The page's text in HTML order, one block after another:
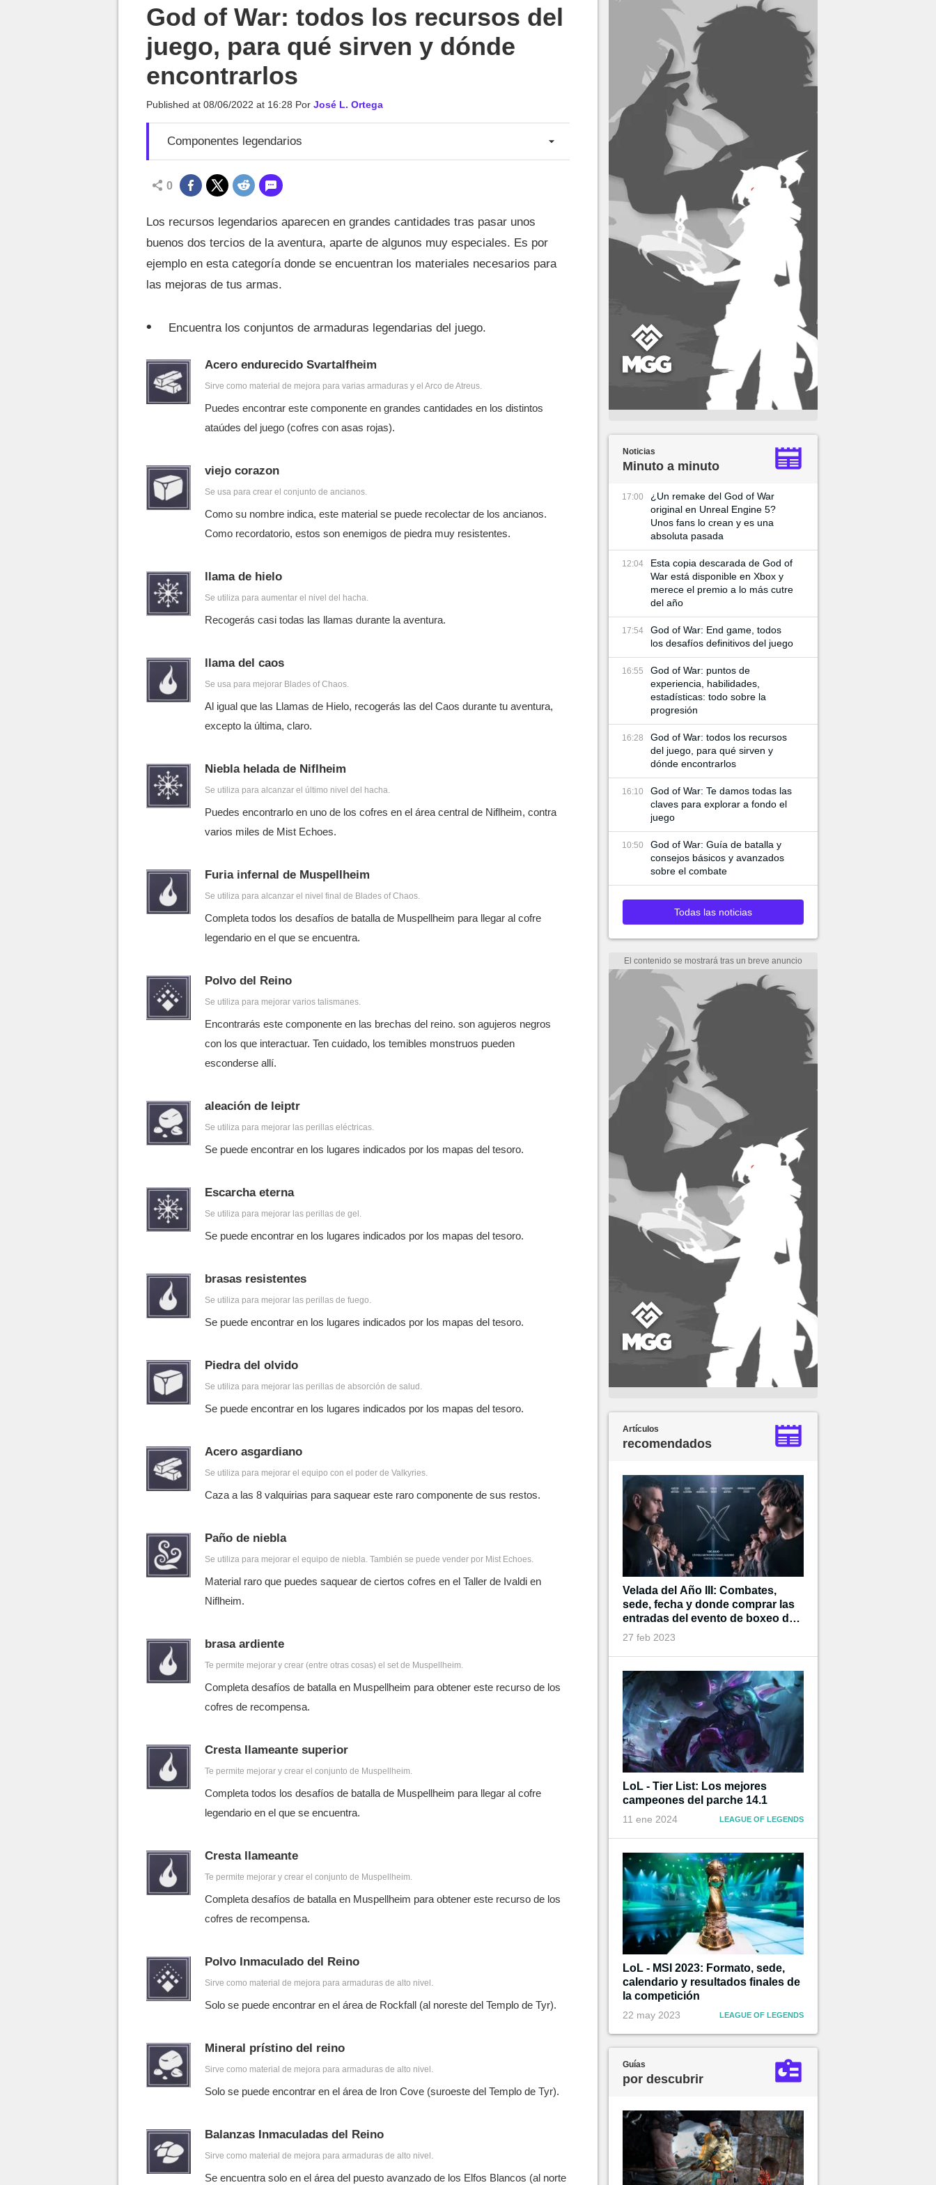
God of War: todos los recursos del
juego, para qué sirven y dónde
encontrarlos
Published at 08/06/2022 at 16:28 Por José L. Ortega
Componentes legendarios
0
Los recursos legendarios aparecen en grandes cantidades tras pasar unos
buenos dos tercios de la aventura, aparte de algunos muy especiales. Es por
ejemplo en esta categoría donde se encuentran los materiales necesarios para
las mejoras de tus armas.
Encuentra los conjuntos de armaduras legendarias del juego.
Acero endurecido Svartalfheim
Sirve como material de mejora para varias armaduras y el Arco de Atreus.
Puedes encontrar este componente en grandes cantidades en los distintos
ataúdes del juego (cofres con asas rojas).
viejo corazon
Se usa para crear el conjunto de ancianos.
Como su nombre indica, este material se puede recolectar de los ancianos.
Como recordatorio, estos son enemigos de piedra muy resistentes.
llama de hielo
Se utiliza para aumentar el nivel del hacha.
Recogerás casi todas las llamas durante la aventura.
llama del caos
Se usa para mejorar Blades of Chaos.
Al igual que las Llamas de Hielo, recogerás las del Caos durante tu aventura,
excepto la última, claro.
Niebla helada de Niflheim
Se utiliza para alcanzar el último nivel del hacha.
Puedes encontrarlo en uno de los cofres en el área central de Niflheim, contra
varios miles de Mist Echoes.
Furia infernal de Muspellheim
Se utiliza para alcanzar el nivel final de Blades of Chaos.
Completa todos los desafíos de batalla de Muspellheim para llegar al cofre
legendario en el que se encuentra.
Polvo del Reino
Se utiliza para mejorar varios talismanes.
Encontrarás este componente en las brechas del reino. son agujeros negros
con los que interactuar. Ten cuidado, los temibles monstruos pueden
esconderse allí.
aleación de leiptr
Se utiliza para mejorar las perillas eléctricas.
Se puede encontrar en los lugares indicados por los mapas del tesoro.
Escarcha eterna
Se utiliza para mejorar las perillas de gel.
Se puede encontrar en los lugares indicados por los mapas del tesoro.
brasas resistentes
Se utiliza para mejorar las perillas de fuego.
Se puede encontrar en los lugares indicados por los mapas del tesoro.
Piedra del olvido
Se utiliza para mejorar las perillas de absorción de salud.
Se puede encontrar en los lugares indicados por los mapas del tesoro.
Acero asgardiano
Se utiliza para mejorar el equipo con el poder de Valkyries.
Caza a las 8 valquirias para saquear este raro componente de sus restos.
Paño de niebla
Se utiliza para mejorar el equipo de niebla. También se puede vender por Mist Echoes.
Material raro que puedes saquear de ciertos cofres en el Taller de Ivaldi en
Niflheim.
brasa ardiente
Te permite mejorar y crear (entre otras cosas) el set de Muspellheim.
Completa desafíos de batalla en Muspellheim para obtener este recurso de los
cofres de recompensa.
Cresta llameante superior
Te permite mejorar y crear el conjunto de Muspellheim.
Completa todos los desafíos de batalla de Muspellheim para llegar al cofre
legendario en el que se encuentra.
Cresta llameante
Te permite mejorar y crear el conjunto de Muspellheim.
Completa desafíos de batalla en Muspellheim para obtener este recurso de los
cofres de recompensa.
Polvo Inmaculado del Reino
Sirve como material de mejora para armaduras de alto nivel.
Solo se puede encontrar en el área de Rockfall (al noreste del Templo de Tyr).
Mineral prístino del reino
Sirve como material de mejora para armaduras de alto nivel.
Solo se puede encontrar en el área de Iron Cove (suroeste del Templo de Tyr).
Balanzas Inmaculadas del Reino
Sirve como material de mejora para armaduras de alto nivel.
Se encuentra solo en el área del puesto avanzado de los Elfos Blancos (al norte
Noticias
Minuto a minuto
17:00
¿Un remake del God of War
original en Unreal Engine 5?
Unos fans lo crean y es una
absoluta pasada
12:04
Esta copia descarada de God of
War está disponible en Xbox y
merece el premio a lo más cutre
del año
17:54
God of War: End game, todos
los desafíos definitivos del juego
16:55
God of War: puntos de
experiencia, habilidades,
estadísticas: todo sobre la
progresión
16:28
God of War: todos los recursos
del juego, para qué sirven y
dónde encontrarlos
16:10
God of War: Te damos todas las
claves para explorar a fondo el
juego
10:50
God of War: Guía de batalla y
consejos básicos y avanzados
sobre el combate
Todas las noticias
Artículos
recomendados
Velada del Año III: Combates,
sede, fecha y donde comprar las
entradas del evento de boxeo de
Ibai
27 feb 2023
LoL - Tier List: Los mejores
campeones del parche 14.1
11 ene 2024 LEAGUE OF LEGENDS
LoL - MSI 2023: Formato, sede,
calendario y resultados finales de
la competición
22 may 2023 LEAGUE OF LEGENDS
Guías
por descubrir